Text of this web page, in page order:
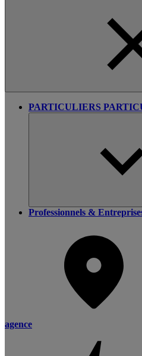
PARTICULIERS
Professionnels &
agence